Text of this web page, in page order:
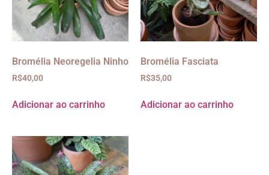
Bromélia Neoregelia Ninho
R$40,00
Adicionar ao carrinho
Bromélia Fasciata
R$35,00
Adicionar ao carrinho